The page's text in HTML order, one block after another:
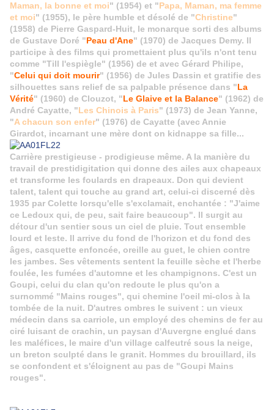
Maman, la bonne et moi" (1954) et "Papa, Maman, ma femme
et moi" (1955), le père humble et désolé de "Christine"
(1958) de Pierre Gaspard-Huit, le monarque sorti des albums
de Gustave Doré "Peau d'Ane" (1970) de Jacques Demy. Il
participe à des films qui promettaient plus qu'ils n'ont tenu
comme "Till l'espiègle" (1956) de et avec Gérard Philipe,
"Celui qui doit mourir" (1956) de Jules Dassin et gratifie des
silhouettes sans relief de sa palpable présence dans "La
Vérité" (1960) de Clouzot, "Le Glaive et la Balance" (1962) de
André Cayatte, "Les Chinois à Paris" (1973) de Jean Yanne,
"A chacun son enfer" (1976) de Cayatte (avec Annie
Girardot, incarnant une mère dont on kidnappe sa fille...
Carrière prestigieuse - prodigieuse même. A la manière du
travail de prestidigitation qui donne des ailes aux chapeaux
et transforme les foulards en drapeaux. Don qui devient
talent, talent qui touche au grand art, celui-ci discerné dès
1935 par Colette lorsqu'elle s'exclamait, enchantée : "J'aime
ce Ledoux qui, de peu, sait faire beaucoup". Il surgit au
détour d'un sentier sous un ciel de pluie. Tout ensemble
lourd et leste. Il arrive du fond de l'horizon et du fond des
âges, casquette enfoncée, oreille au guet, le chien contre
les jambes. Ses vêtements sentent la feuille sèche et l'herbe
foulée, les fumées d'automne et les champignons. C'est un
Goupi, celui du clan qu'on redoute le plus qu'on a
surnommé "Mains rouges", qui chemine l'oeil mi-clos à la
tombée de la nuit. D'autres ombres le suivent : un vieux
médecin dans sa carriole, un employé des chemins de fer au
ciré luisant de crachin, un paysan d'Auvergne englué dans
les maléfices, le maire d'un village calfeutré sous la neige,
un breton sculpté dans le granit. Hommes du brouillard, ils
se confondent et s'éloignent au pas de "Goupi Mains
rouges".